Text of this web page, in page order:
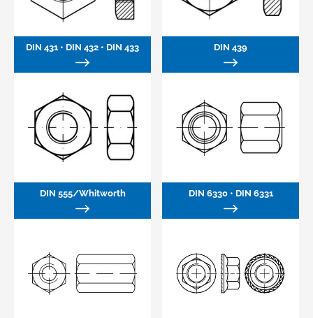
DIN 431 • DIN 432 • DIN 433 DIN 439
DIN 555/Whitworth DIN 6330 • DIN 6331